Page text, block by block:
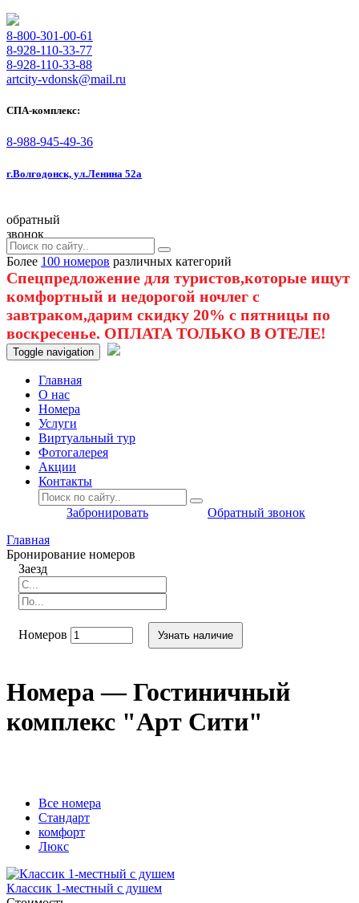
8-800-301-00-61
8-928-110-33-77
8-928-110-33-88
artcity-vdonsk@mail.ru
СПА-комплекс:
8-988-945-49-36
г.Волгодонск, ул.Ленина 52а
обратный
звонок
Более 100 номеров различных категорий
Спецпредложение для туристов,которые ищут
комфортный и недорогой ночлег с
завтраком,дарим скидку 20% с пятницы по
воскресенье. ОПЛАТА ТОЛЬКО В ОТЕЛЕ!
Toggle navigation
Главная
O нас
Номера
Услуги
Виртуальный тур
Фотогалерея
Акции
Контакты
Забронировать
Обратный звонок
Главная
Бронирование номеров
Заезд
Номеров Узнать наличие
Номера — Гостиничный
комплекс "Арт Сити"
Вcе номера
Стандарт
комфорт
Люкс
Классик 1-местный с душем